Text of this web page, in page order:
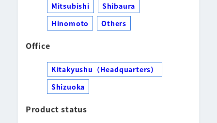
Mitsubishi
Shibaura
Hinomoto
Others
Office
Kitakyushu（Headquarters）
Shizuoka
Product status